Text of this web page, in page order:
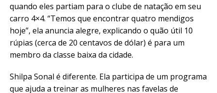
quando eles partiam para o clube de natação em seu
carro 4×4. “Temos que encontrar quatro mendigos
hoje”, ela anuncia alegre, explicando o quão útil 10
rúpias (cerca de 20 centavos de dólar) é para um
membro da classe baixa da cidade.
Shilpa Sonal é diferente. Ela participa de um programa
que ajuda a treinar as mulheres nas favelas de